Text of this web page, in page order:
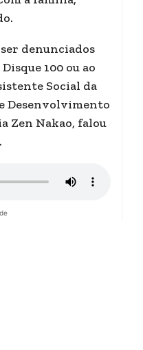
denunciados
100 ou ao
Social da
Desenvolvimento
Zen Nakao, falou